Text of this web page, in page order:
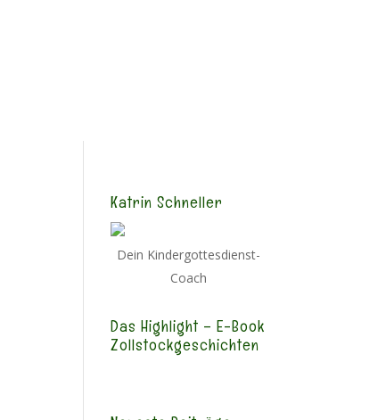
Katrin Schneller
Dein Kindergottesdienst-
Coach
Das Highlight – E-Book
Zollstockgeschichten